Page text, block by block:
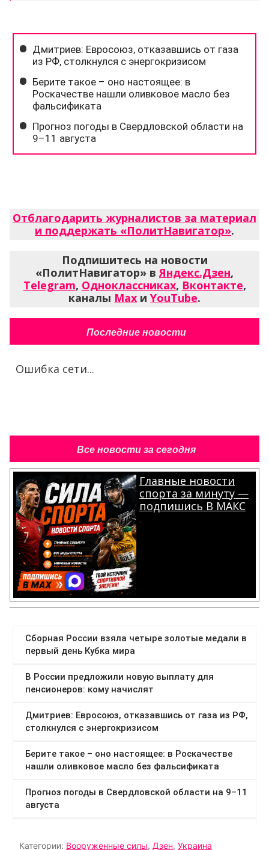
Отблагодарить журналистов за материал
и поддержать «ПолитНавигатор».
Подпишитесь на новости
«ПолитНавигатор» вЯндекс.Дзен,
Telegram, Одноклассниках, Вконтакте,
каналы Max и YouTube.
Последние новости
Ошибка сети...
Все новости за сегодня
Главные новости
спорта за минуту —
подпишись В МАКС
.
Категории: Вооруженные силы, Дзен, Украина